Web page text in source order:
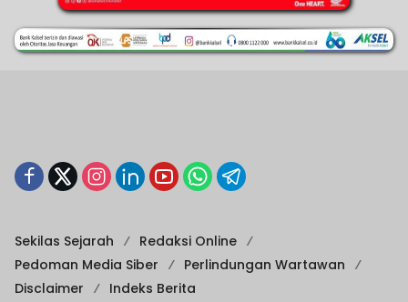
Sekilas Sejarah
Redaksi Online
Pedoman Media Siber
Perlindungan Wartawan
Disclaimer
Indeks Berita